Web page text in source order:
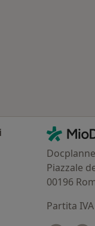
MioDottore -
Piazzale
00196
Partita